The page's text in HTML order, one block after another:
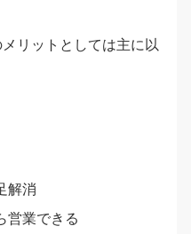
リットとしては主に以
解消
営業できる